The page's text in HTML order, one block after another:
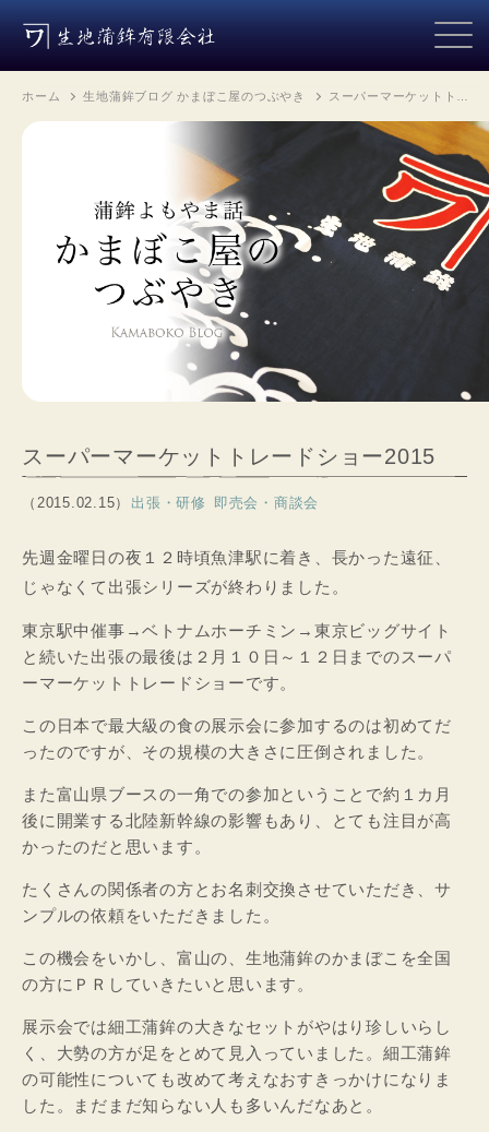
ホーム 生地蒲鉾ブログ かまぼこ屋のつぶやき スーパーマーケットト…
スーパーマーケットトレードショー2015
（2015.02.15） 出張・研修 即売会・商談会
先週金曜日の夜１２時頃魚津駅に着き、長かった遠征、
じゃなくて出張シリーズが終わりました。
東京駅中催事→ベトナムホーチミン→東京ビッグサイト
と続いた出張の最後は２月１０日～１２日までのスーパ
ーマーケットトレードショーです。
この日本で最大級の食の展示会に参加するのは初めてだ
ったのですが、その規模の大きさに圧倒されました。
また富山県ブースの一角での参加ということで約１カ月
後に開業する北陸新幹線の影響もあり、とても注目が高
かったのだと思います。
たくさんの関係者の方とお名刺交換させていただき、サ
ンプルの依頼をいただきました。
この機会をいかし、富山の、生地蒲鉾のかまぼこを全国
の方にＰＲしていきたいと思います。
展示会では細工蒲鉾の大きなセットがやはり珍しいらし
く、大勢の方が足をとめて見入っていました。細工蒲鉾
の可能性についても改めて考えなおすきっかけになりま
した。まだまだ知らない人も多いんだなあと。